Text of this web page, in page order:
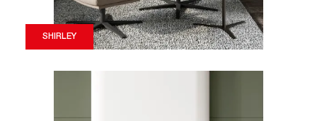
SHIRLEY